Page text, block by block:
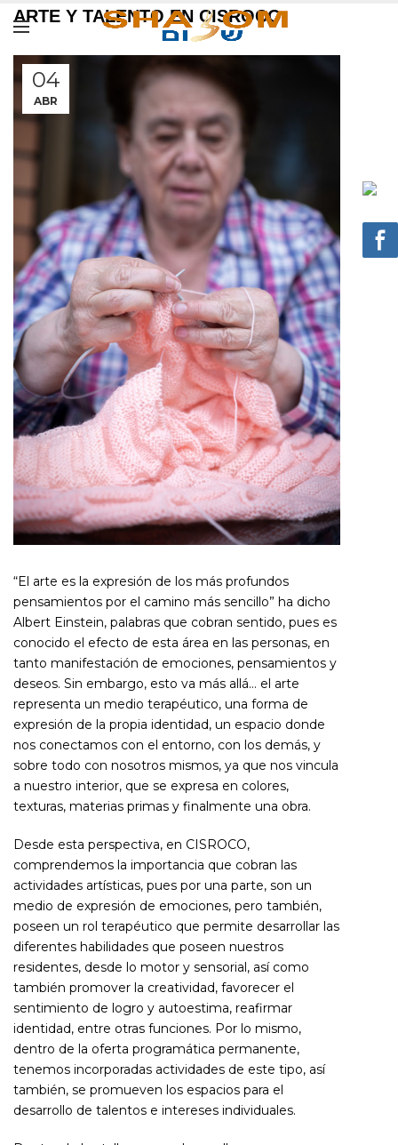
ARTE Y TALENTO EN CISROCO
04
ABR
“El arte es la expresión de los más profundos
pensamientos por el camino más sencillo” ha dicho
Albert Einstein, palabras que cobran sentido, pues es
conocido el efecto de esta área en las personas, en
tanto manifestación de emociones, pensamientos y
deseos. Sin embargo, esto va más allá… el arte
representa un medio terapéutico, una forma de
expresión de la propia identidad, un espacio donde
nos conectamos con el entorno, con los demás, y
sobre todo con nosotros mismos, ya que nos vincula
a nuestro interior, que se expresa en colores,
texturas, materias primas y finalmente una obra.
Desde esta perspectiva, en CISROCO,
comprendemos la importancia que cobran las
actividades artísticas, pues por una parte, son un
medio de expresión de emociones, pero también,
poseen un rol terapéutico que permite desarrollar las
diferentes habilidades que poseen nuestros
residentes, desde lo motor y sensorial, así como
también promover la creatividad, favorecer el
sentimiento de logro y autoestima, reafirmar
identidad, entre otras funciones. Por lo mismo,
dentro de la oferta programática permanente,
tenemos incorporadas actividades de este tipo, así
también, se promueven los espacios para el
desarrollo de talentos e intereses individuales.